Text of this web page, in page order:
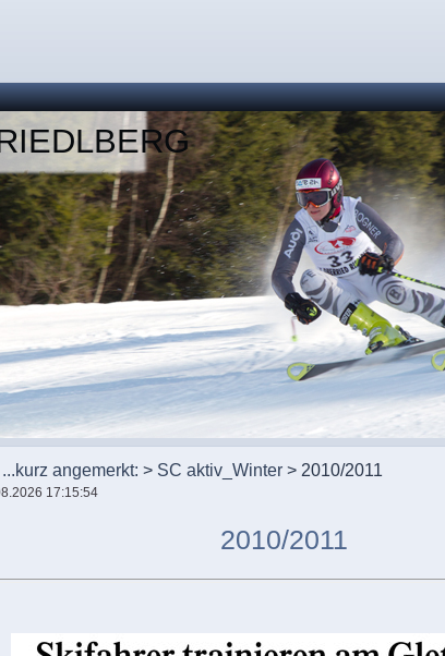
...kurz angemerkt: > SC aktiv_Winter > 2010/2011
17:15:54
2010/2011